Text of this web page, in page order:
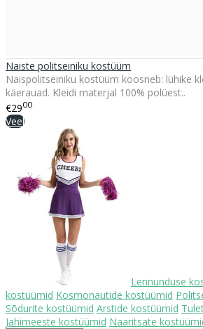
Naiste politseiniku kostüüm
Naispolitseiniku kostüüm koosneb: lühike
käerauad. Kleidi materjal 100% polüest..
€2900
Veel
Lennunduse
kostüümid Kosmonautide kostüümid
Sõdurite kostüümid Arstide kostüümid
Jahimeeste kostüümid Naaritsate